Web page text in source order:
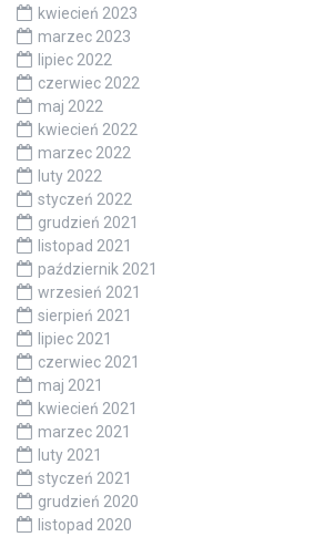
kwiecień 2023
marzec 2023
lipiec 2022
czerwiec 2022
maj 2022
kwiecień 2022
marzec 2022
luty 2022
styczeń 2022
grudzień 2021
listopad 2021
październik 2021
wrzesień 2021
sierpień 2021
lipiec 2021
czerwiec 2021
maj 2021
kwiecień 2021
marzec 2021
luty 2021
styczeń 2021
grudzień 2020
listopad 2020